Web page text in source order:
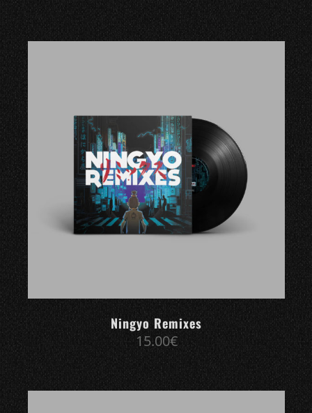
Ningyo Remixes
15.00€